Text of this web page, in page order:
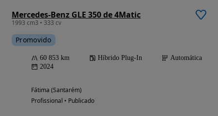
Mercedes-Benz GLE 350 de 4Matic
1993 cm3 • 333 cv
Promovido
60 853 km Híbrido Plug-In
Automática
2024
Fátima (Santarém)
Profissional • Publicado